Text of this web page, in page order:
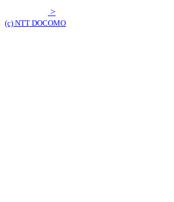
>
(c) NTT DOCOMO